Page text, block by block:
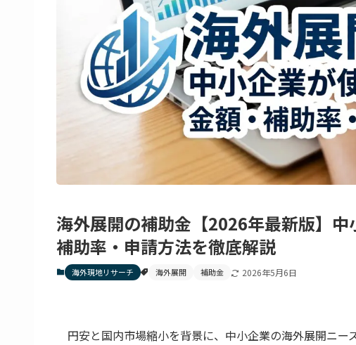
海外展開の補助金【2026年最新版】
補助率・申請方法を徹底解説
海外現地リサーチ 海外展開 補助金 2026年5月6日
円安と国内市場縮小を背景に、中小企業の海外展開ニ